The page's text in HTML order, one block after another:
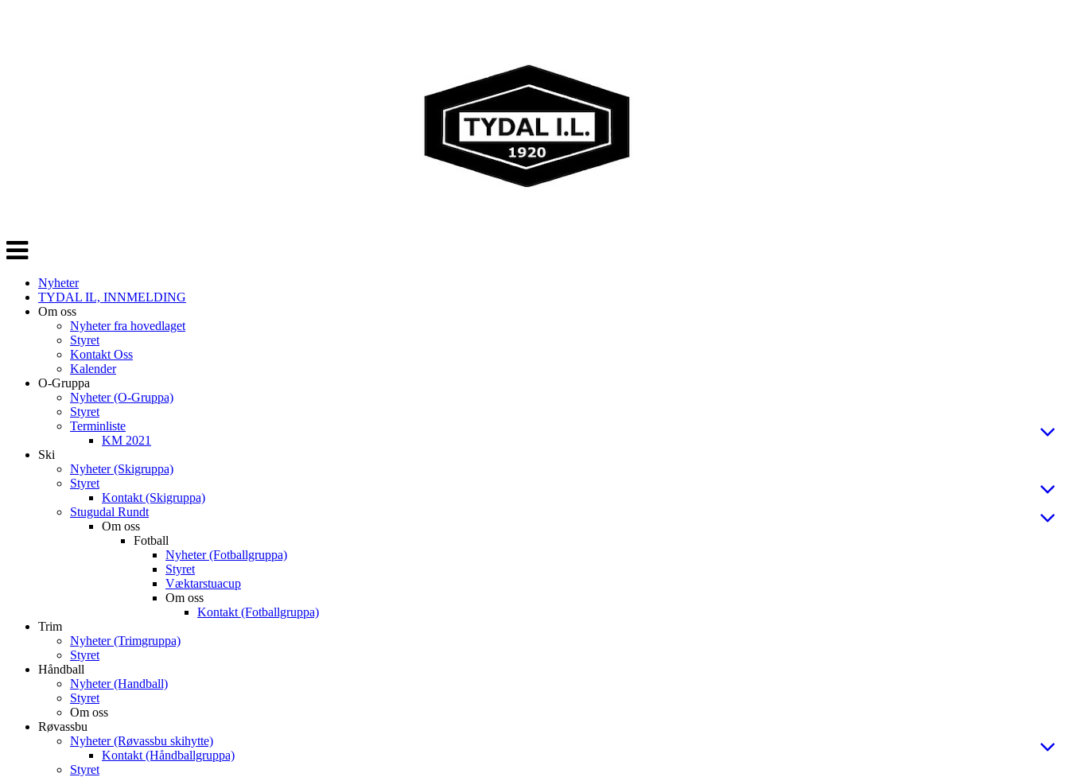
Veksle
navigasjon
Nyheter
TYDAL IL, INNMELDING
Om oss
Nyheter fra hovedlaget
Styret
Kontakt Oss
Kalender
O-Gruppa
Nyheter (O-Gruppa)
Styret
Terminliste
KM 2021
Ski
Nyheter (Skigruppa)
Styret
Kontakt (Skigruppa)
Stugudal Rundt
Om oss
Fotball
Nyheter (Fotballgruppa)
Styret
Væktarstuacup
Om oss
Kontakt (Fotballgruppa)
Trim
Nyheter (Trimgruppa)
Styret
Håndball
Nyheter (Handball)
Styret
Om oss
Røvassbu
Nyheter (Røvassbu skihytte)
Kontakt (Håndballgruppa)
Styret